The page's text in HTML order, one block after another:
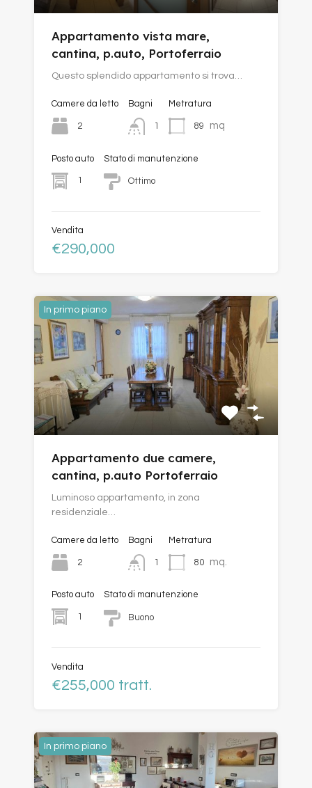
Appartamento vista mare,
cantina, p.auto, Portoferraio
Questo splendido appartamento si trova…
Camere da letto
2
Bagni
1
Metratura
89 mq
Posto auto
1
Stato di manutenzione
Ottimo
Vendita
€290,000
In primo piano
Appartamento due camere,
cantina, p.auto Portoferraio
Luminoso appartamento, in zona
residenziale…
Camere da letto
2
Bagni
1
Metratura
80 mq.
Posto auto
1
Stato di manutenzione
Buono
Vendita
€255,000 tratt.
In primo piano